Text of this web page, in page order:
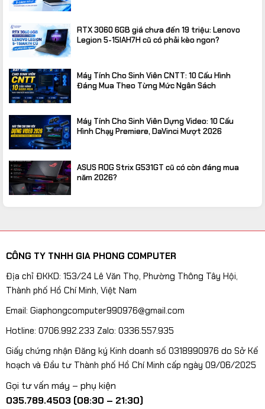
RTX 3060 6GB giá chưa đến 19 triệu: Lenovo
Legion 5-15IAH7H cũ có phải kèo ngon?
Máy Tính Cho Sinh Viên CNTT: 10 Cấu Hình
Đáng Mua Theo Từng Mức Ngân Sách
Máy Tính Cho Sinh Viên Dựng Video: 10 Cấu
Hình Chạy Premiere, DaVinci Mượt 2026
ASUS ROG Strix G531GT cũ có còn đáng mua
năm 2026?
CÔNG TY TNHH GIA PHONG COMPUTER
Địa chỉ ĐKKD: 153/24 Lê Văn Thọ, Phường Thông Tây Hội,
Thành phố Hồ Chí Minh, Việt Nam
Email: Giaphongcomputer990976@gmail.com
Hotline: 0706.992.233 Zalo: 0336.557.935
Giấy chứng nhận Đăng ký Kinh doanh số 0318990976 do Sở Kế
hoạch và Đầu tư Thành phố Hồ Chí Minh cấp ngày 09/06/2025
Gọi tư vấn máy – phụ kiện
035.789.4503 (08:30 – 21:30)